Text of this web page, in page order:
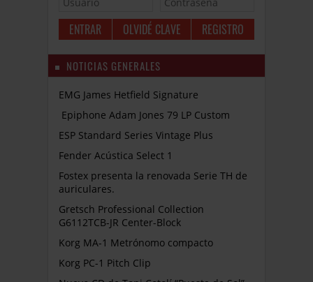
OLVIDÉ CLAVE REGISTRO
NOTICIAS GENERALES
EMG James Hetfield Signature
Epiphone Adam Jones 79 LP Custom
ESP Standard Series Vintage Plus
Fender Acústica Select 1
Fostex presenta la renovada Serie TH de
auriculares.
Gretsch Professional Collection
G6112TCB-JR Center-Block
Korg MA-1 Metrónomo compacto
Korg PC-1 Pitch Clip